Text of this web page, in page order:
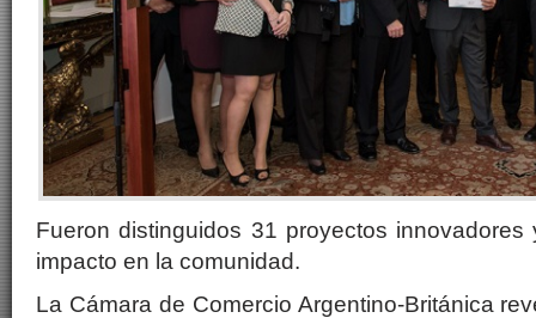
Fueron distinguidos 31 proyectos
impacto en la comunidad.
La Cámara de Comercio Argentino-Británica